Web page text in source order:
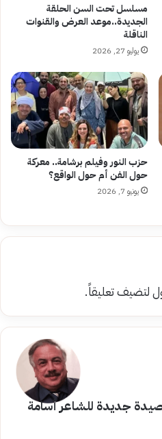
مسلسل تحت السن الحلقة
الجديدة..موعد العرض والقنوات
الناقلة
يوليو 27, 2026
حزب النور وفيلم برشامة.. معركة
حول الفن أم حول الواقع؟
يونيو 7, 2026
لتضيف تعليقاً.
جديدة للشاعر أسامة